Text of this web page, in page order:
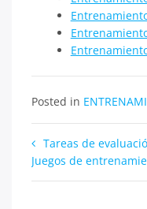
Posted in
Navegación
de
Tareas de
Juegos de